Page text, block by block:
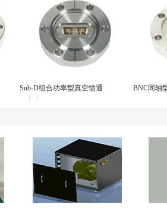
Sub-D组合功率型真空馈通 BNC同轴